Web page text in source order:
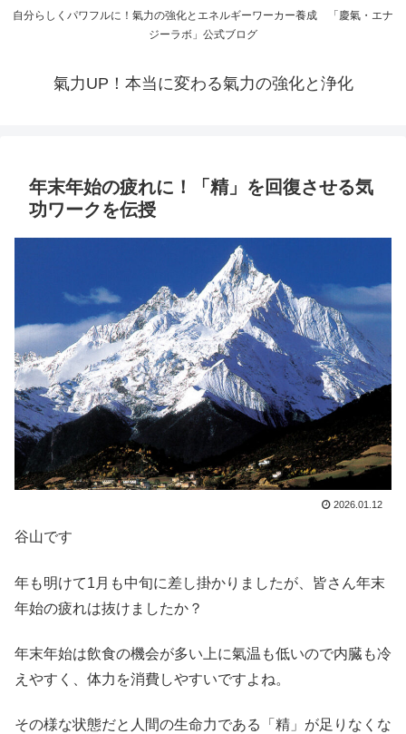
自分らしくパワフルに！氣力の強化とエネルギーワーカー養成 「慶氣・エナ
ジーラボ」公式ブログ
氣力UP！本当に変わる氣力の強化と浄化
年末年始の疲れに！「精」を回復させる気
功ワークを伝授
2026.01.12
谷山です
年も明けて1月も中旬に差し掛かりましたが、皆さん年末
年始の疲れは抜けましたか？
年末年始は飲食の機会が多い上に氣温も低いので内臓も冷
えやすく、体力を消費しやすいですよね。
その様な状態だと人間の生命力である「精」が足りなくな